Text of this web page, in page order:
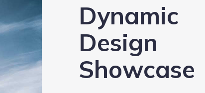
Dynamic
Design
Showcase